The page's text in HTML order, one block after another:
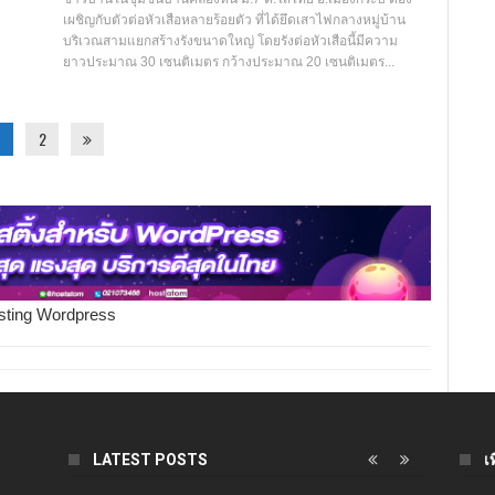
เผชิญกับตัวต่อหัวเสือหลายร้อยตัว ที่ได้ยึดเสาไฟกลางหมู่บ้าน
บริเวณสามแยกสร้างรังขนาดใหญ่ โดยรังต่อหัวเสือนี้มีความ
ยาวประมาณ 30 เซนติเมตร กว้างประมาณ 20 เซนติเมตร...
2
Wordpress
LATEST POSTS